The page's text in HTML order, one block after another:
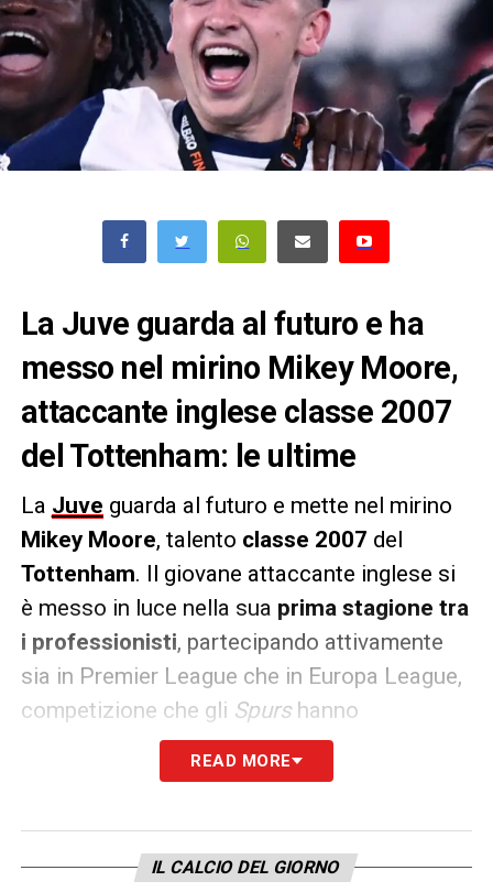
La Juve guarda al futuro e ha
messo nel mirino Mikey Moore,
attaccante inglese classe 2007
del Tottenham: le ultime
La Juve guarda al futuro e mette nel mirino
Mikey Moore, talento classe 2007 del
Tottenham. Il giovane attaccante inglese si
è messo in luce nella sua prima stagione tra
i professionisti, partecipando attivamente
sia in Premier League che in Europa League,
competizione che gli Spurshanno
Moore ha esordito con la
prima squadra in Coppa di Lega
entusiasmo per i tifosi. Secondo
READ MORE
IL CALCIO DEL GIORNO